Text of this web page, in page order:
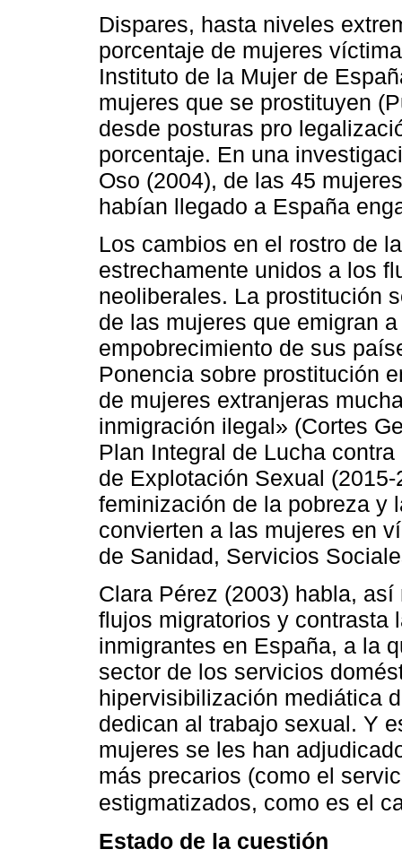
Dispares, hasta niveles
porcentaje de mujeres
Instituto de la Mujer de
mujeres que se prostituyen
desde posturas pro
porcentaje. En una
Oso (2004), de las 45
habían llegado a España
Los cambios en el rostro de
estrechamente unidos a los
neoliberales. La prostitución
de las mujeres que emigran
empobrecimiento de sus
Ponencia sobre prostitución
de mujeres extranjeras
inmigración ilegal» (Cortes
Plan Integral de Lucha
de Explotación Sexual
feminización de la pobreza y
convierten a las mujeres en
de Sanidad, Servicios
Clara Pérez (2003) habla,
flujos migratorios y contrasta
inmigrantes en España, a la
sector de los servicios
hipervisibilización mediática
dedican al trabajo sexual. Y
mujeres se les han
más precarios (como el
estigmatizados, como es el
Estado de la cuestión